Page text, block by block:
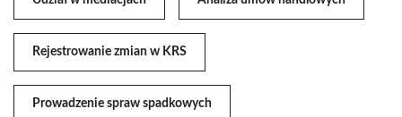
Rejestrowanie zmian w KRS
Prowadzenie spraw spadkowych